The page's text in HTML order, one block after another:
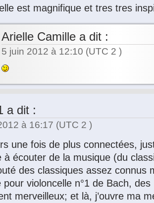
est magnifique et tres tres
Arielle Camille a dit :
5 juin 2012 à 12:10 (UTC 2 )
a dit :
à 16:17 (UTC 2 )
une fois de plus connectées,
à écouter de la musique (du
des classiques assez connus
pour violoncelle n°1 de Bach,
merveilleux; et là, j’ouvre ma